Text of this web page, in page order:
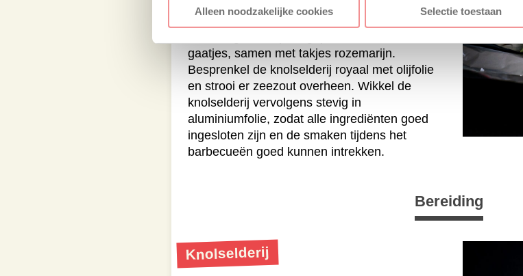
Alleen noodzakelijke cookies Selectie toestaan
knolselderij, zodat de smaken goed kunnen
gaatjes, samen met takjes rozemarijn.
Besprenkel de knolselderij royaal met olijfolie
en strooi er zeezout overheen. Wikkel de
knolselderij vervolgens stevig in
aluminiumfolie, zodat alle ingrediënten goed
ingesloten zijn en de smaken tijdens het
barbecueën goed kunnen intrekken.
Bereiding
Knolselderij